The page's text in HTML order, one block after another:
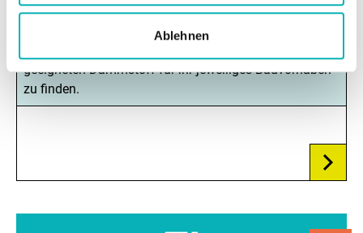
Ablehnen
Die Produktdatenbank Dämmstoffe bietet für
Verbraucherinnen und Verbraucher, Handwerkerinnen
geeigneten Dämmstoff für ihr jeweiliges Bauvorhaben
zu finden.